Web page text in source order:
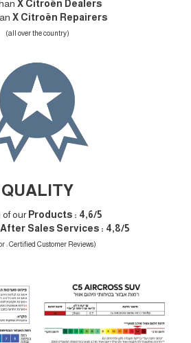
X Citroën Dealers
X Citroën Repairers
(all over the country)
QUALITY
of our Products : 4,6/5
Sales Services : 4,8/5
(Advisor : Certified Customer Reviews)